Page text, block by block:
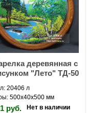
деревянная с
"Лето" ТД-50
20406 л
500х40х500 мм
руб. Нет в наличии